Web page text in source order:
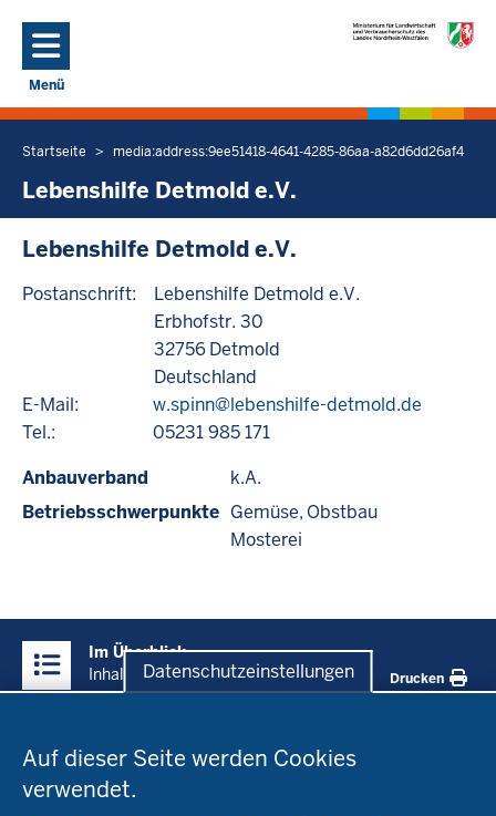
Datenschutzeinstellungen
Auf dieser Seite werden Cookies
verwendet.
Menü
Navigation aktivieren/deaktivieren: Hauptmenü
Sie
befinden
hier
Startseite media:address:9ee51418-4641-4285-86aa-a82d6dd26af4
Lebenshilfe Detmold e.V.
Lebenshilfe Detmold e.V.
Postanschrift:
Lebenshilfe Detmold e.V.
Erbhofstr. 30
32756Detmold
Deutschland
E-Mail:
w.spinn@lebenshilfe-detmold.de
Tel.:
05231 985 171
Anbauverband
k.A.
Betriebsschwerpunkte Gemüse Obstbau
Mosterei
Inhalte
Im Überblick
Inhalt
Drucken
in
der
Fachinfo